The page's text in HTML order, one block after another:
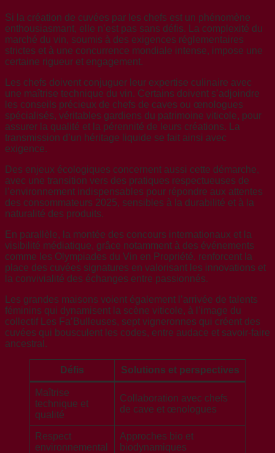
Si la création de cuvées par les chefs est un phénomène
enthousiasmant, elle n’est pas sans défis. La complexité du
marché du vin, soumis à des exigences réglementaires
strictes et à une concurrence mondiale intense, impose une
certaine rigueur et engagement.
Les chefs doivent conjuguer leur expertise culinaire avec
une maîtrise technique du vin. Certains doivent s’adjoindre
les conseils précieux de chefs de caves ou œnologues
spécialisés, véritables gardiens du patrimoine viticole, pour
assurer la qualité et la pérennité de leurs créations. La
transmission d’un héritage liquide se fait ainsi avec
exigence.
Des enjeux écologiques concernent aussi cette démarche,
avec une transition vers des pratiques respectueuses de
l’environnement indispensables pour répondre aux attentes
des consommateurs 2025, sensibles à la durabilité et à la
naturalité des produits.
En parallèle, la montée des concours internationaux et la
visibilité médiatique, grâce notamment à des événements
comme les Olympiades du Vin en Propriété, renforcent la
place des cuvées signatures en valorisant les innovations et
la convivialité des échanges entre passionnés.
Les grandes maisons voient également l’arrivée de talents
féminins qui dynamisent la scène viticole, à l’image du
collectif Les Fa’Bulleuses, sept vigneronnes qui créent des
cuvées qui bousculent les codes, entre audace et savoir-faire
ancestral.
Défis Solutions et perspectives
Maîtrise
technique et
qualité
Collaboration avec chefs
de cave et œnologues
Respect
environnemental
Approches bio et
biodynamiques